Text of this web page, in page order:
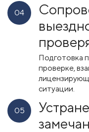
04
Подготовка
проверке,
ситуации.
05